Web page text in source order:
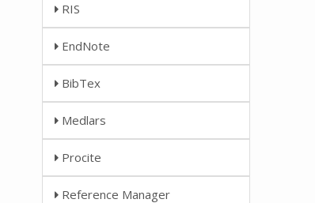
RIS
EndNote
BibTex
Medlars
Procite
Reference Manager